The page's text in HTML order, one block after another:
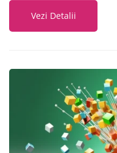
Vezi Detalii